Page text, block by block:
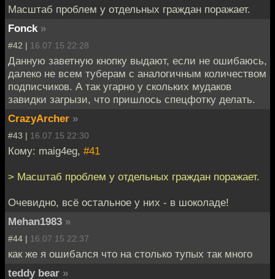
Масштаб проблем у отдельных граждан поражает.
Fonck »
#42 | 16.07.15 22:28
Данную заветную кнопку выдают, если не ошибаюсь,
далеко не всем туберам с аналогичным количеством
подписчиков. А так угарно у скольких мудаков
завидки загрызи, что пришлось спецфотку делать.
CrazyArcher »
#43 | 16.07.15 22:30
Кому: maig4eg, #41
> Масштаб проблем у отдельных граждан поражает.
Очевидно, всё остальное у них - в шоколаде!
Mehan1983 »
#44 | 16.07.15 22:37
как же я ошибался что на столько тупых так много
teddy bear »